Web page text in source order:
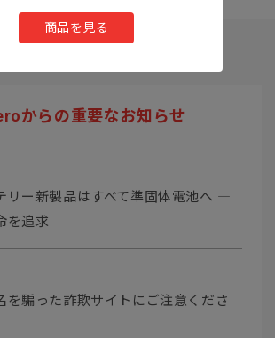
商品を見る
からの重要なお知らせ
リー新製品はすべて準固体電池へ ―
を追求
を騙った詐欺サイトにご注意くださ